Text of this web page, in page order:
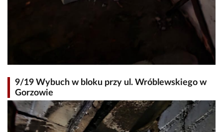
9/19 Wybuch w bloku przy ul. Wróblewskiego w
Gorzowie